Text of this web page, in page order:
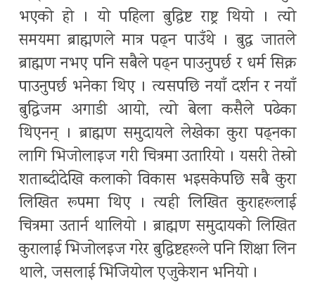
भएको हो । यो पहिला बुद्धिष्ट राष्ट्र थियो । त्यो
समयमा ब्राह्मणले मात्र पढ्न पाउँथे । बुद्ध जातले
ब्राह्मण नभए पनि सबैले पढ्न पाउनुपर्छ र धर्म सिक्न
पाउनुपर्छ भनेका थिए । त्यसपछि नयाँ दर्शन र नयाँ
बुद्धिजम अगाडी आयो, त्यो बेला कसैले पढेका
थिएनन् । ब्राह्मण समुदायले लेखेका कुरा पढ्नका
लागि भिजोलाइज गरी चित्रमा उतारियो । यसरी तेस्रो
शताब्दीदेखि कलाको विकास भइसकेपछि सबै कुरा
लिखित रूपमा थिए । त्यही लिखित कुराहरूलाई
चित्रमा उतार्न थालियो । ब्राह्मण समुदायको लिखित
कुरालाई भिजोलइज गरेर बुद्धिष्टहरूले पनि शिक्षा लिन
थाले, जसलाई भिजियोल एजुकेशन भनियो ।